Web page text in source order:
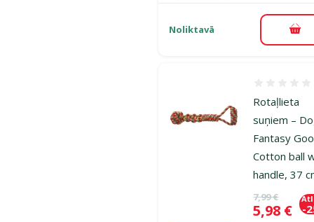
Noliktavā
Rotaļlieta
suņiem –
Fantasy
Cotton ball
handle, 37
Oriģinālā
7,99 €
Cena
5,98 € -